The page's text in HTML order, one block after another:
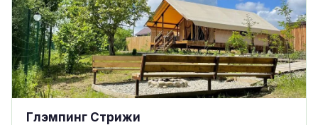
Глэмпинг Стрижи